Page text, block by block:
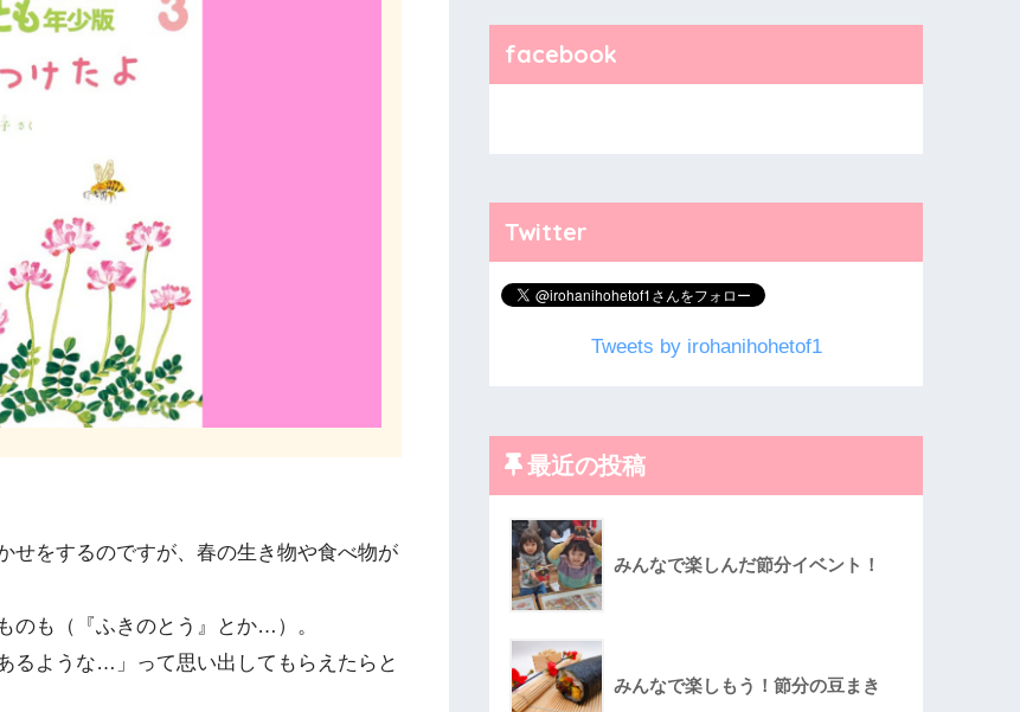
せをするのですが、春の生き物や食べ物が
のも（『ふきのとう』とか…）。
るような…」って思い出してもらえたらと
facebook
Twitter
Tweets by irohanihohetof1
最近の投稿
みんなで楽しんだ節分イベント！
みんなで楽しもう！節分の豆まき